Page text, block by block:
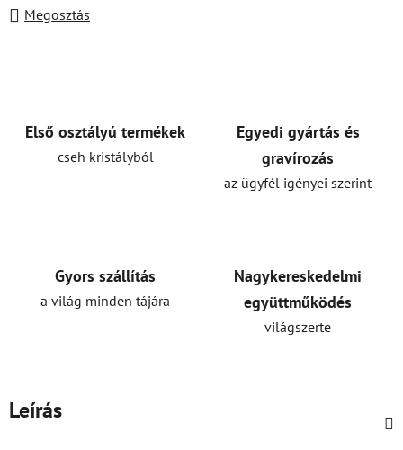
Megosztás
Első osztályú termékek
cseh kristályból
Egyedi gyártás és
gravírozás
az ügyfél igényei szerint
Gyors szállítás
a világ minden tájára
Nagykereskedelmi
együttműködés
világszerte
Leírás